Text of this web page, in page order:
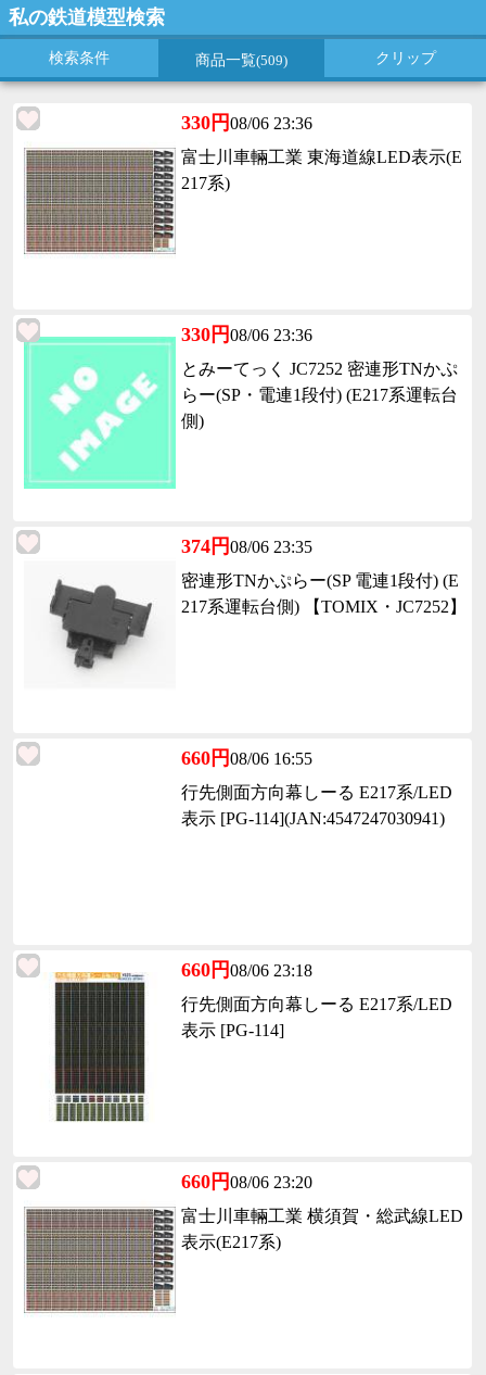
私の鉄道模型検索
検索条件 商品一覧(509) クリップ
330円08/06 23:36
富士川車輛工業 東海道線LED表示(E
217系)
330円08/06 23:36
とみーてっく JC7252 密連形TNかぷ
らー(SP・電連1段付) (E217系運転台
側)
374円08/06 23:35
密連形TNかぷらー(SP 電連1段付) (E
217系運転台側) 【TOMIX・JC7252】
660円08/06 16:55
行先側面方向幕しーる E217系/LED
表示 [PG-114](JAN:4547247030941)
660円08/06 23:18
行先側面方向幕しーる E217系/LED
表示 [PG-114]
660円08/06 23:20
富士川車輛工業 横須賀・総武線LED
表示(E217系)